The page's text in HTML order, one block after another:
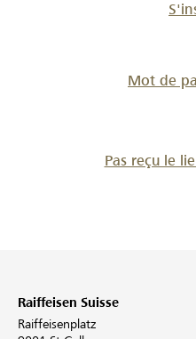
Mot de
Pas reçu le
Raiffeisen Suisse
Raiffeisenplatz